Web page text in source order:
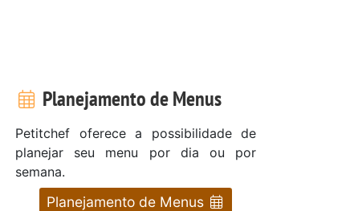
Planejamento de Menus
Petitchef oferece a possibilidade de
planejar seu menu por dia ou por
semana.
Planejamento de Menus